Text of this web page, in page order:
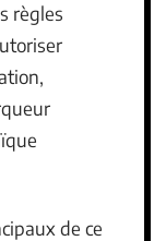
règles
de ce